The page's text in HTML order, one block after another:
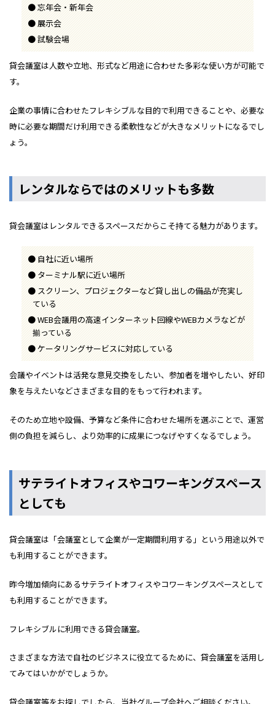
忘年会・新年会
展示会
試験会場
貸会議室は人数や立地、形式など用途に合わせた多彩な使い方が可能で
す。
企業の事情に合わせたフレキシブルな目的で利用できることや、必要な
時に必要な期間だけ利用できる柔軟性などが大きなメリットになるでし
ょう。
レンタルならではのメリットも多数
貸会議室はレンタルできるスペースだからこそ持てる魅力があります。
自社に近い場所
ターミナル駅に近い場所
スクリーン、プロジェクターなど貸し出しの備品が充実し
ている
WEB会議用の高速インターネット回線やWEBカメラなどが
揃っている
ケータリングサービスに対応している
会議やイベントは活発な意見交換をしたい、参加者を増やしたい、好印
象を与えたいなどさまざまな目的をもって行われます。
そのため立地や設備、予算など条件に合わせた場所を選ぶことで、運営
側の負担を減らし、より効率的に成果につなげやすくなるでしょう。
サテライトオフィスやコワーキングスペース
としても
貸会議室は「会議室として企業が一定期間利用する」という用途以外で
も利用することができます。
昨今増加傾向にあるサテライトオフィスやコワーキングスペースとして
も利用することができます。
フレキシブルに利用できる貸会議室。
さまざまな方法で自社のビジネスに役立てるために、貸会議室を活用し
てみてはいかがでしょうか。